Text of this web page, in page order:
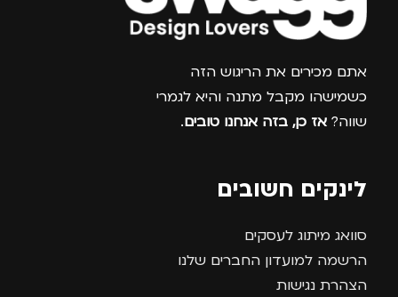
צרפו אותי למועדון
אתם מכירים את הריגוש הזה
כשמישהו מקבל מתנה והיא לגמרי
שווה? אז כן, בזה אנחנו טובים.
לינקים חשובים
סוואג מיתוג לעסקים
הרשמה למועדון החברים שלנו
הצהרת נגישות